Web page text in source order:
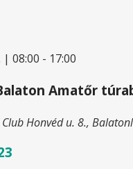
| 08:00 - 17:00
Amatőr
Honvéd u. 8.,